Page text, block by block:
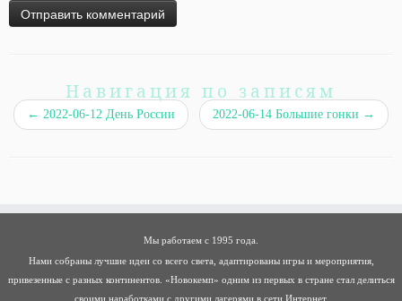
Навигация по записям
← 2022-06-12 День России 2022-06-14 Большие гонки →
Мы работаем с 1995 года.
Нами собраны лучшие идеи со всего света, адаптированы игры и мероприятия,
привезенные с разных континентов. «Новокемп» одним из первых в стране стал делиться
своими наработками с другими лагерями в сети Интернет.